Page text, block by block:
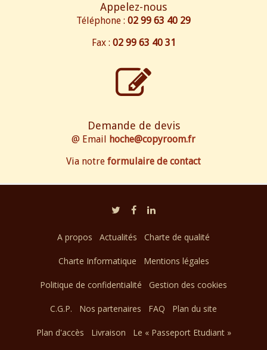
Appelez-nous
Téléphone : 02 99 63 40 29
Fax : 02 99 63 40 31
Demande de devis
@ Email hoche@copyroom.fr
Via notre formulaire de contact
A propos Actualités Charte de qualité
Charte Informatique Mentions légales
Politique de confidentialité Gestion des cookies
C.G.P. Nos partenaires FAQ Plan du site
Plan d'accès Livraison Le « Passeport Etudiant »